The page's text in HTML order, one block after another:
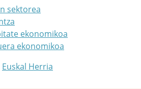
sektorea
ekonomikoa
ekonomikoa
Euskal Herria